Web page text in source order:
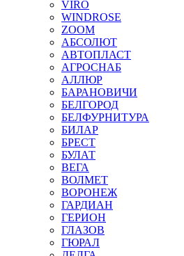
VIRO
WINDROSE
ZOOM
АБСОЛЮТ
АВТОПЛАСТ
АГРОСНАБ
АЛЛЮР
БАРАНОВИЧИ
БЕЛГОРОД
БЕЛФУРНИТУРА
БИЛАР
БРЕСТ
БУЛАТ
ВЕГА
ВОЛМЕТ
ВОРОНЕЖ
ГАРДИАН
ГЕРИОН
ГЛАЗОВ
ГЮРАЛ